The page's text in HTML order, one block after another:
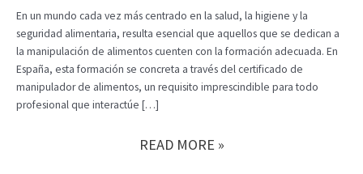
En un mundo cada vez más centrado en la salud, la higiene y la
seguridad alimentaria, resulta esencial que aquellos que se dedican a
la manipulación de alimentos cuenten con la formación adecuada. En
España, esta formación se concreta a través del certificado de
manipulador de alimentos, un requisito imprescindible para todo
profesional que interactúe […]
LA
READ MORE »